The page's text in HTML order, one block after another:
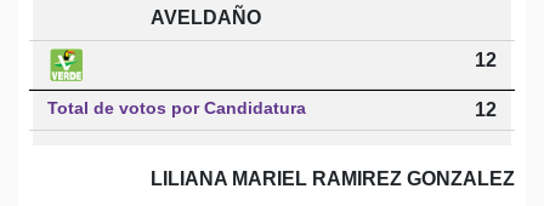
AVELDAÑO
12
Total de votos por Candidatura 12
LILIANA MARIEL RAMIREZ GONZALEZ